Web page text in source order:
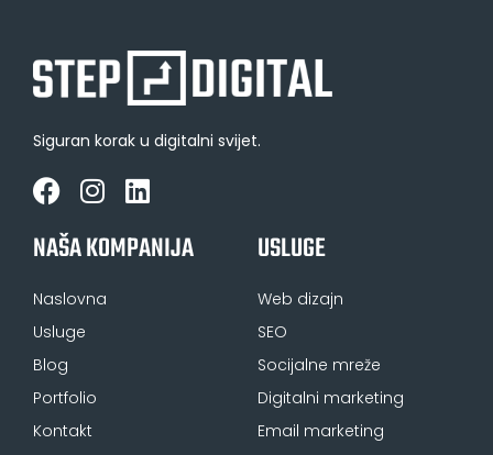
Siguran korak u digitalni svijet.
NAŠA KOMPANIJA
Naslovna
Usluge
Blog
Portfolio
Kontakt
USLUGE
Web dizajn
SEO
Socijalne mreže
Digitalni marketing
Email marketing